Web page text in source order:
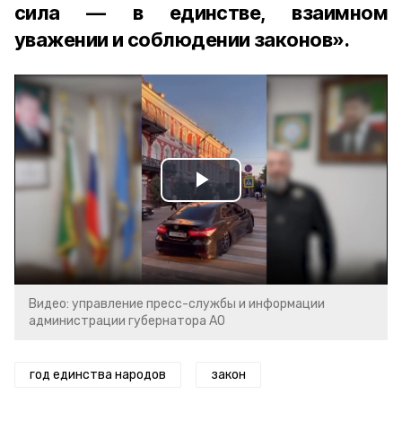
сила — в единстве, взаимном
уважении и соблюдении законов».
Play
Video
Видео: управление пресс-службы и информации
администрации губернатора АО
год единства народов закон